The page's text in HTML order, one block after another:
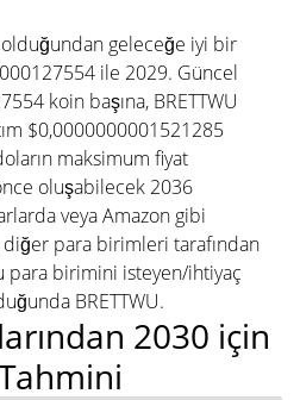
geleceğe iyi bir
ile 2029. Güncel
koin başına, BRETTWU
$0,0000000001521285
maksimum fiyat
oluşabilecek 2036
veya Amazon gibi
para birimleri tarafından
para birimini isteyen/ihtiyaç
BRETTWU.
2030 için